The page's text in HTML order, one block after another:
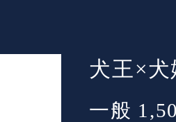
犬王×
一般